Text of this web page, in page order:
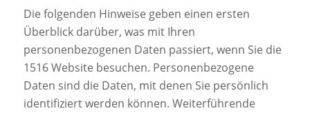
Die folgenden Hinweise geben einen ersten
Überblick darüber, was mit Ihren
personenbezogenen Daten passiert, wenn Sie die
1516 Website besuchen. Personenbezogene
Daten sind die Daten, mit denen Sie persönlich
identifiziert werden können. Weiterführende